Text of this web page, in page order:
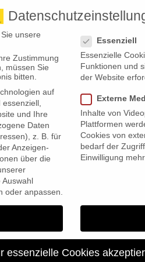
Leistungsübersicht Über uns
ihre Sommer- durch
den Winter fitzumachen? Die
Grad eingeläutet. Ist es
Pflicht in Deutschland. Also kein
unsere
Zustimmung
müssen Sie
bitten.
auf
und Ihre
Daten
z. B. für
Anzeigen-
über die
Auswahl
oder anpassen.
Essenziell
Essenzielle
Funktionen und
der Website
Externe
Inhalte von
Plattformen
Cookies von
bedarf der
Einwilligung mehr.
essenzielle Cookies